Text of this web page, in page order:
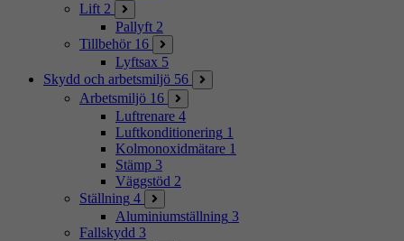
Lift 2
Pallyft 2
Tillbehör 16
Lyftsax 5
Skydd och arbetsmiljö 56
Arbetsmiljö 16
Luftrenare 4
Luftkonditionering 1
Kolmonoxidmätare 1
Stämp 3
Väggstöd 2
Ställning 4
Aluminiumställning 3
Fallskydd 3